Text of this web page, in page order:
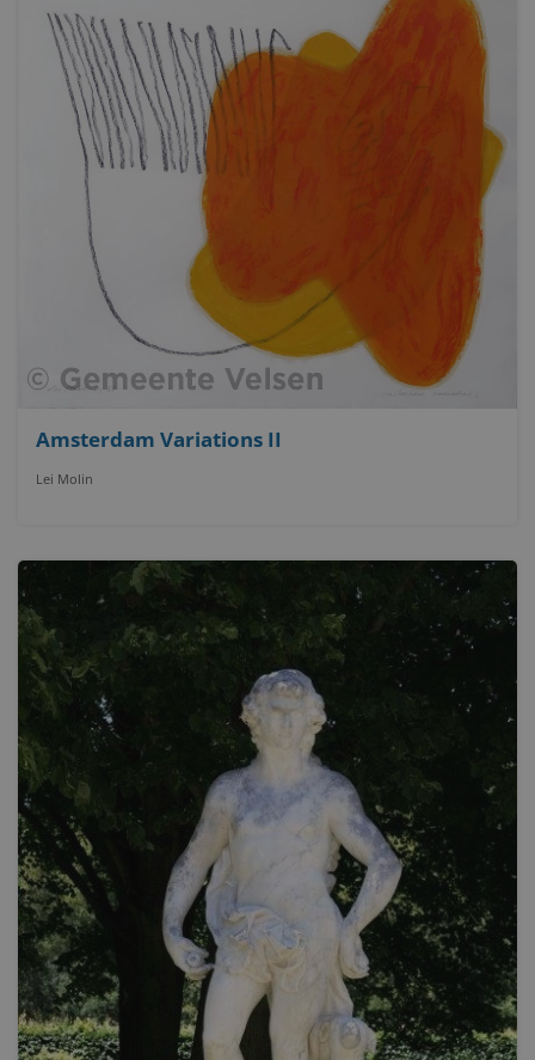
Amsterdam Variations II
Lei Molin